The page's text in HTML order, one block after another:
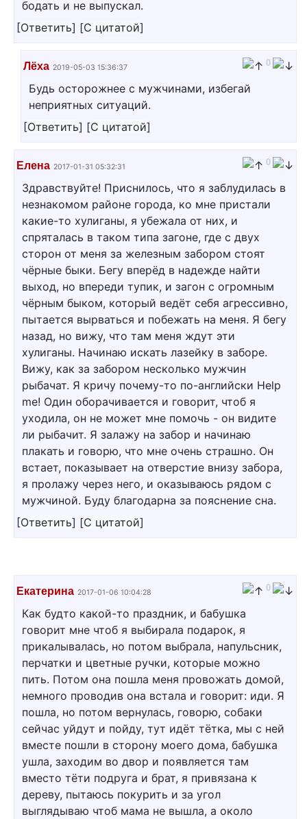
бодать и не выпускал.
[Ответить] [С цитатой]
Лёха 2019-05-03 15:36:37 0
Будь осторожнее с мужчинами, избегай
неприятных ситуаций.
[Ответить] [С цитатой]
Елена 2017-01-31 05:32:31 0
Здравствуйте! Приснилось, что я заблудилась в
незнакомом районе города, ко мне пристали
какие-то хулиганы, я убежала от них, и
спряталась в таком типа загоне, где с двух
сторон от меня за железным забором стоят
чёрные быки. Бегу вперёд в надежде найти
выход, но впереди тупик, и загон с огромным
чёрным быком, который ведёт себя агрессивно,
пытается вырваться и побежать на меня. Я бегу
назад, но вижу, что там меня ждут эти
хулиганы. Начинаю искать лазейку в заборе.
Вижу, как за забором несколько мужчин
рыбачат. Я кричу почему-то по-английски Help
me! Один оборачивается и говорит, чтоб я
уходила, он не может мне помочь - он видите
ли рыбачит. Я залажу на забор и начинаю
плакать и говорю, что мне очень страшно. Он
встает, показывает на отверстие внизу забора,
я пролажу через него, и оказываюсь рядом с
мужчиной. Буду благодарна за пояснение сна.
[Ответить] [С цитатой]
Екатерина 2017-01-06 10:04:28 0
Как будто какой-то праздник, и бабушка
говорит мне чтоб я выбирала подарок, я
прикалывалась, но потом выбрала, напульсник,
перчатки и цветные ручки, которые можно
пить. Потом она пошла меня провожать домой,
немного проводив она встала и говорит: иди. Я
пошла, но потом вернулась, говорю, собаки
сейчас уйдут и пойду, тут идёт тётка, мы с ней
вместе пошли в сторону моего дома, бабушка
ушла, заходим во двор и появляется там
вместо тёти подруга и брат, я привязана к
дереву, пытаюсь покурить и за угол
выглядываю чтоб мама не вышла, а около